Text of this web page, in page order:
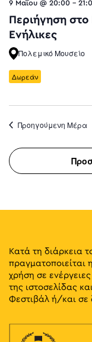
9 Μαΐου @ 20:00 -
Περιήγηση στο
Ενήλικες
Πολεμικό Μουσείο
Δωρεάν
Προηγούμενη Μέρα
Κατά τη διάρκεια
χρήση σε
της ιστοσελίδας
Φεστιβάλ ή/και σε